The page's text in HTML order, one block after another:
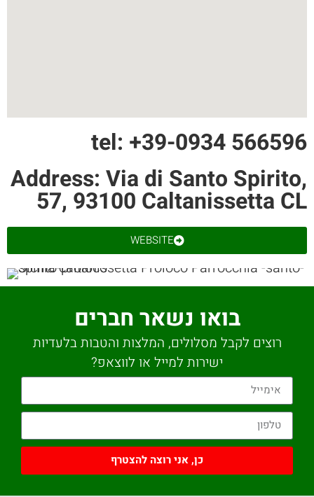
tel: +39-0934 566596
Address: Via di Santo Spirito,
57, 93100 Caltanissetta CL
WEBSITE
בואו נשאר חברים
רוצים לקבל מסלולים, המלצות והטבות בלעדיות
ישירות למייל או לווצאפ?
כן, אני רוצה להצטרף